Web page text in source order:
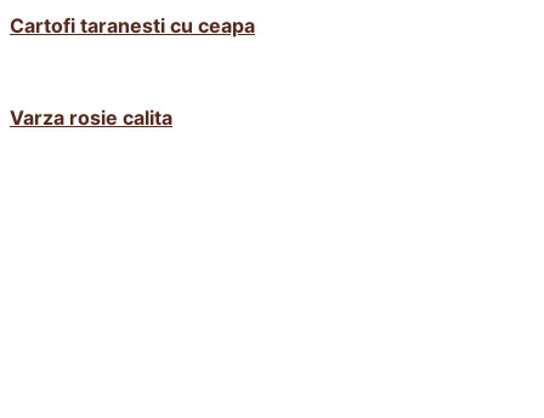
Cartofi taranesti cu ceapa
Varza rosie calita